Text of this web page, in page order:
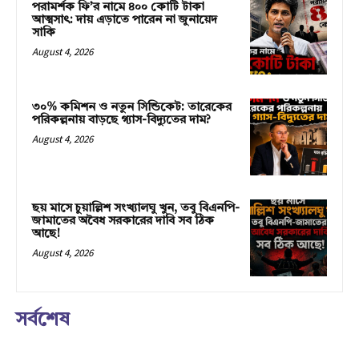
পরামর্শক ফি’র নামে ৪০০ কোটি টাকা
আত্মসাৎ: দায় এড়াতে পারেন না জুনায়েদ
সাকি
August 4, 2026
৩০% কমিশন ও নতুন সিন্ডিকেট: তারেকের
পরিকল্পনায় বাড়ছে গ্যাস-বিদ্যুতের দাম?
August 4, 2026
ছয় মাসে চুয়াল্লিশ সংখ্যালঘু খুন, তবু বিএনপি-
জামাতের অবৈধ সরকারের দাবি সব ঠিক
আছে!
August 4, 2026
সর্বশেষ